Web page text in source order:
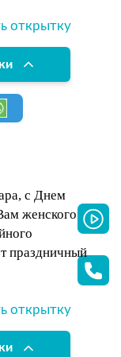
открытку
с Днем
женского
праздничный
открытку